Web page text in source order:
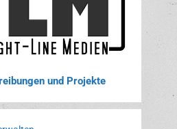
und Projekte